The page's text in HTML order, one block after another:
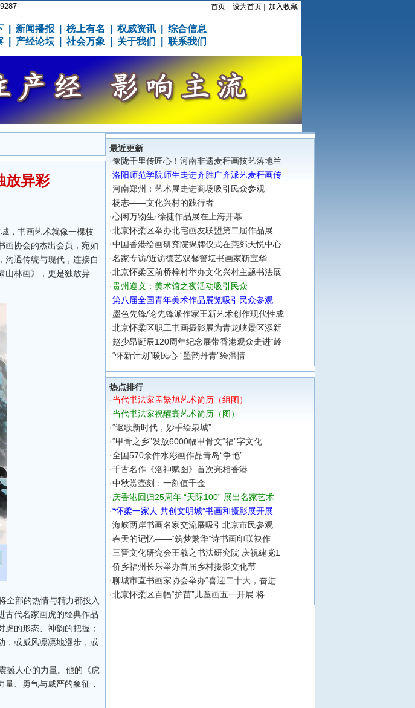
首页 设为首页 加入收藏
新闻播报 榜上有名 权威资讯
综合信息
产经论坛 社会万象 关于我们 联系我们
放异彩
，书画艺术就像一棵枝
画协会的杰出会员，宛如
沟通传统与现代，连接自
山林画》，更是独放异
全部的热情与精力都投入
古代名家画虎的经典作品
的形态、神韵的把握；
，或威风凛凛地漫步，或
撼人心的力量。他的《虎
、勇气与威严的象征，
最近更新
·豫陇千里传匠心！河南非遗麦秆画技艺落地兰
·洛阳师范学院师生走进齐胜广齐派艺麦秆画传
·河南郑州：艺术展走进商场吸引民众参观
·杨志——文化兴村的践行者
·心闲万物生·徐捷作品展在上海开幕
·北京怀柔区举办北宅画友联盟第二届作品展
·中国香港绘画研究院揭牌仪式在燕郊天悦中心
·名家专访/近访德艺双馨警坛书画家靳宝华
·北京怀柔区前桥梓村举办文化兴村主题书法展
·贵州遵义：美术馆之夜活动吸引民众
·第八届全国青年美术作品展览吸引民众参观
·墨色先锋/论先锋派作家王新艺术创作现代性成
·北京怀柔区职工书画摄影展为青龙峡景区添新
·赵少昂诞辰120周年纪念展带香港观众走进“岭
·“怀新计划”暖民心 “墨韵丹青”绘温情
热点排行
·当代书法家孟繁旭艺术简历（组图）
·当代书法家祝醒寰艺术简历（图）
·“讴歌新时代，妙手绘泉城”
·“甲骨之乡”发放6000幅甲骨文“福”字文化
·全国570余件水彩画作品青岛“争艳”
·千古名作《洛神赋图》首次亮相香港
·中秋赏壶刻：一刻值千金
·庆香港回归25周年 “天际100” 展出名家艺术
·“怀柔一家人 共创文明城”书画和摄影展开展
·海峡两岸书画名家交流展吸引北京市民参观
·春天的记忆——“筑梦繁华”诗书画印联袂作
·三晋文化研究会王羲之书法研究院 庆祝建党1
·侨乡福州长乐举办首届乡村摄影文化节
·聊城市直书画家协会举办“喜迎二十大，奋进
·北京怀柔区百幅“护苗”儿童画五一开展 将